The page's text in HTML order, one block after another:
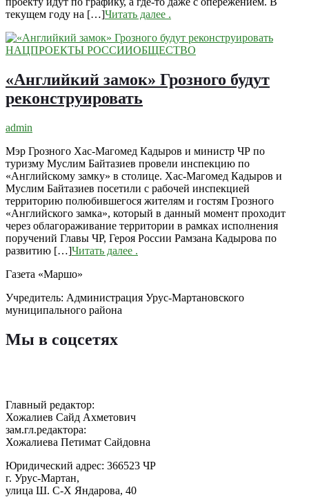
текущем году на […]Читать далее .
НАЦПРОЕКТЫ РОССИИОБЩЕСТВО
«Английкий замок» Грозного будут
реконструировать
admin
Мэр Грозного Хас-Магомед Кадыров и министр ЧР по
туризму Муслим Байтазиев провели инспекцию по
«Английскому замку» в столице. Хас-Магомед Кадыров и
Муслим Байтазиев посетили с рабочей инспекцией
территорию полюбившегося жителям и гостям Грозного
«Английского замка», который в данный момент проходит
через облагораживание территории в рамках исполнения
поручений Главы ЧР, Героя России Рамзана Кадырова по
развитию […]Читать далее .
Газета «Маршо»
Учредитель: Администрация Урус-Мартановского
муниципального района
Мы в соцсетях
Главный редактор:
Хожалиев Сайд Ахметович
зам.гл.редактора:
Хожалиева Петимат Сайдовна
Юридический адрес: 366523 ЧР
г. Урус-Мартан,
улица Ш. С-Х Яндарова, 40